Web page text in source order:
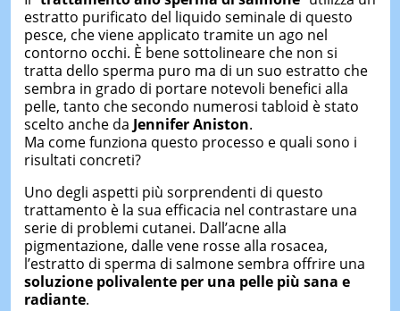
estratto purificato del liquido seminale di questo
pesce, che viene applicato tramite un ago nel
contorno occhi. È bene sottolineare che non si
tratta dello sperma puro ma di un suo estratto che
sembra in grado di portare notevoli benefici alla
pelle, tanto che secondo numerosi tabloid è stato
scelto anche da Jennifer Aniston.
Ma come funziona questo processo e quali sono i
risultati concreti?
Uno degli aspetti più sorprendenti di questo
trattamento è la sua efficacia nel contrastare una
serie di problemi cutanei. Dall’acne alla
pigmentazione, dalle vene rosse alla rosacea,
l’estratto di sperma di salmone sembra offrire una
soluzione polivalente per una pelle più sana e
radiante.